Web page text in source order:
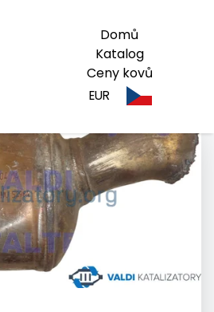
Domů
Katalog
Ceny kovů
EUR